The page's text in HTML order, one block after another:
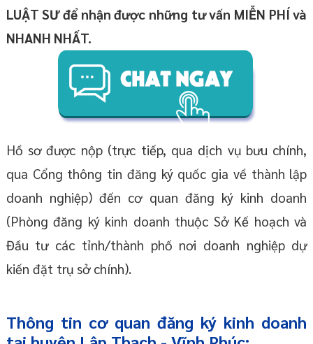
LUẬT SƯ để nhận được những tư vấn MIỄN PHÍ và
NHANH NHẤT.
Hồ sơ được nộp (trực tiếp, qua dịch vụ bưu chính,
qua Cổng thông tin đăng ký quốc gia về thành lập
doanh nghiệp) đến cơ quan đăng ký kinh doanh
(Phòng đăng ký kinh doanh thuộc Sở Kế hoạch và
Đầu tư các tỉnh/thành phố nơi doanh nghiệp dự
kiến đặt trụ sở chính).
Thông tin cơ quan đăng ký kinh doanh